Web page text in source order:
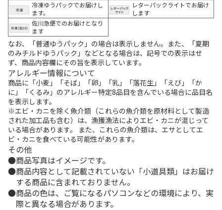
冷凍ゆうパックでお届けし
ます。
レターパックライトでお届け
します
佐川急便でのお届けとなり
ます
なお、「普通ゆうパック」の場合は表示しません。また、「夏期
のみチルドゆうパック」などとなる場合は、記号での表示はせ
ず、商品内容欄にその旨を表示しています。
アレルギー情報について
商品に「小麦」「そば」「卵」「乳」「落花生」「えび」「か
に」「くるみ」のアレルギー特定8品目を含んでいる場合に品目名
を表示します。
※エビ・カニを除く魚介類（これらの魚介類を原材料として製造
された加工品も含む）は、漁獲漁法によりエビ・カニが混じって
いる場合があります。 また、これらの魚介類は、エサとしてエ
ビ・カニを食べている可能性があります。
その他
商品写真はイメージです。
商品内容として記載されていない「小道具類」はお届け
する商品に含まれておりません。
商品の色は、ご覧になるパソコンなどの環境により、実
際と異なる場合があります。